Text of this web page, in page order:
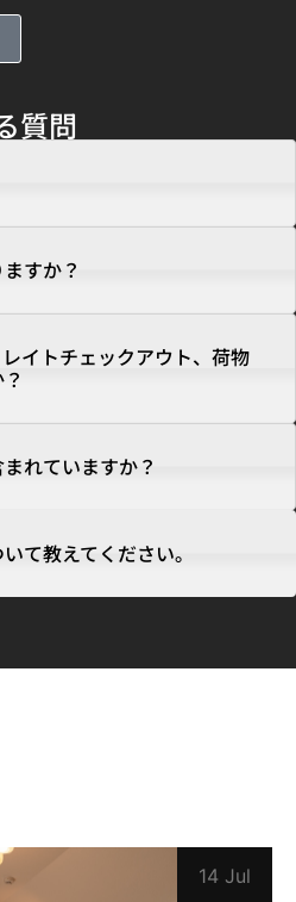
質問
すか？
イトチェックアウト、荷物
れていますか？
て教えてください。
14 Jul